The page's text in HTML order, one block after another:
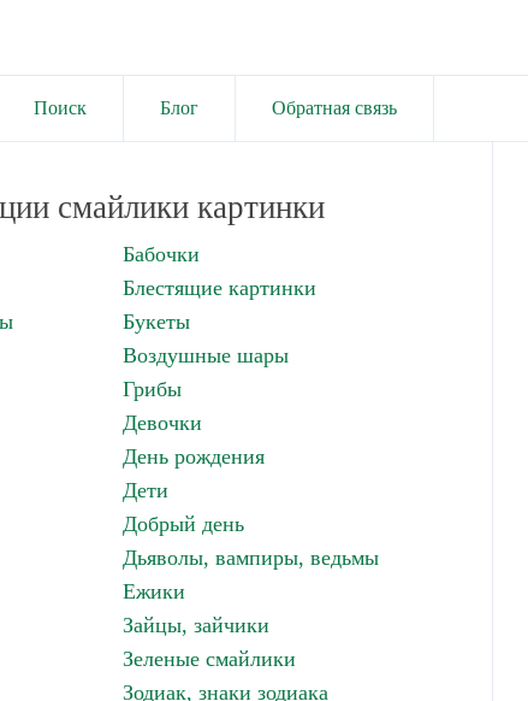
Поиск Блог Обратная связь
смайлики картинки
Бабочки
Блестящие картинки
Букеты
Воздушные шары
Грибы
Девочки
День рождения
Дети
Добрый день
Дьяволы, вампиры, ведьмы
Ежики
Зайцы, зайчики
Зеленые смайлики
Зодиак, знаки зодиака